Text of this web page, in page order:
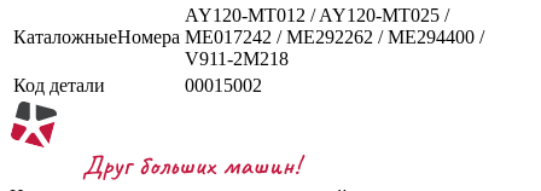
КаталожныеНомера
AY120-MT012 / AY120-MT025 /
ME017242 / ME292262 / ME294400 /
V911-2M218
Код детали
00015002